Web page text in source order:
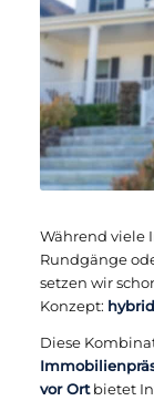
Während viele
Rundgänge
setzen wir
Konzept:
Diese
vor Ortbietet